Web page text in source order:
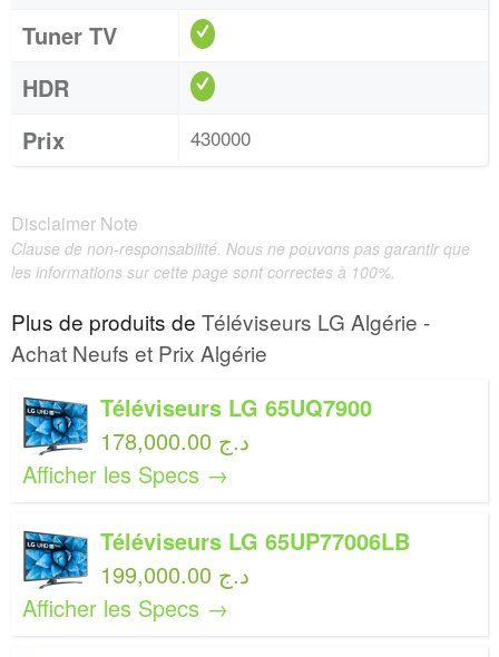
Tuner TV
HDR
Prix
430000
Disclaimer Note
Clause de non-responsabilité. Nous ne pouvons pas garantir que
les informations sur cette page sont correctes à 100%.
Plus de produits de Téléviseurs LG Algérie -
Achat Neufs et Prix Algérie
Téléviseurs LG 65UQ7900
178,000.00 د.ج
Afficher les Specs →
Téléviseurs LG 65UP77006LB
199,000.00 د.ج
Afficher les Specs →